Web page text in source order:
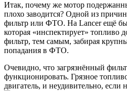
Итак, почему же мотор
плохо заводится? Одной из
фильтр или ФТО. На Lancer ещё
которая «инспектирует» топливо
фильтр, тем самым, забирая
попадания в ФТО.
Очевидно, что загрязнённый
функционировать. Грязное
двигатель, и неудивительно, если